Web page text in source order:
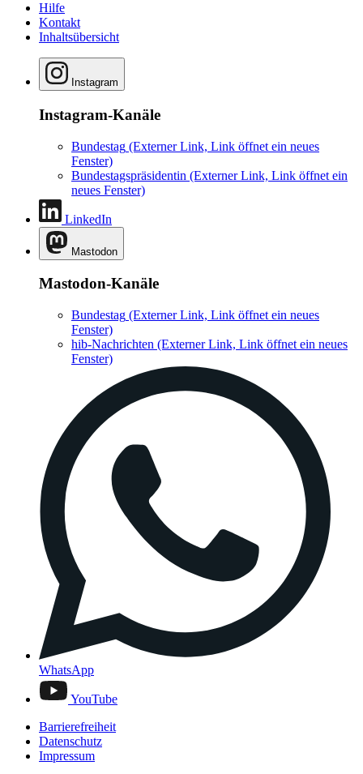
Hilfe
Kontakt
Inhaltsübersicht
Instagram
Instagram-Kanäle
Bundestag (Externer Link, Link öffnet ein neues
Fenster)
Bundestagspräsidentin (Externer Link, Link öffnet ein
neues Fenster)
LinkedIn
Mastodon
Mastodon-Kanäle
Bundestag (Externer Link, Link öffnet ein neues
Fenster)
hib-Nachrichten (Externer Link, Link öffnet ein neues
Fenster)
WhatsApp
YouTube
Barrierefreiheit
Datenschutz
Impressum